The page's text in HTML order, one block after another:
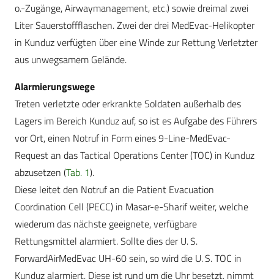
o.-Zugänge, Airwaymanagement, etc.) sowie dreimal zwei
Liter Sauerstoffflaschen. Zwei der drei MedEvac-Helikopter
in Kunduz verfügten über eine Winde zur Rettung Verletzter
aus unwegsamem Gelände.
Alarmierungswege
Treten verletzte oder erkrankte Soldaten außerhalb des
Lagers im Bereich Kunduz auf, so ist es Aufgabe des Führers
vor Ort, einen Notruf in Form eines 9-Line-MedEvac-
Request an das Tactical Operations Center (TOC) in Kunduz
abzusetzen (Tab. 1).
Diese leitet den Notruf an die Patient Evacuation
Coordination Cell (PECC) in Masar-e-Sharif weiter, welche
wiederum das nächste geeignete, verfügbare
Rettungsmittel alarmiert. Sollte dies der U. S.
ForwardAirMed­Evac UH-60 sein, so wird die U. S. TOC in
Kunduz alarmiert. Diese ist rund um die Uhr besetzt, nimmt